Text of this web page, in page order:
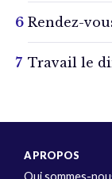
Rendez-
Travail le
A PROPOS
Qui sommes-